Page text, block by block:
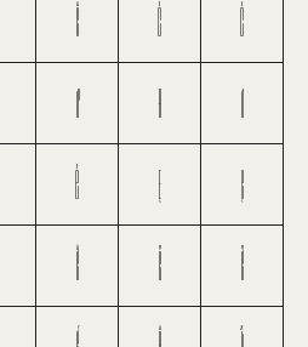
ĉ Ċ ċ
ď Đ đ
ė Ę ę
ĝ Ğ ğ